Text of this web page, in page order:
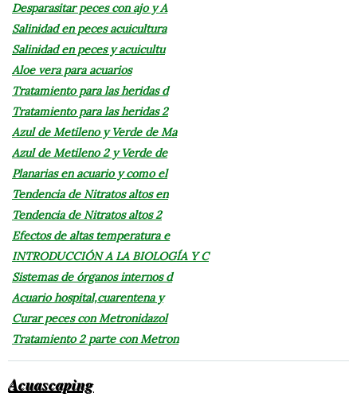
Desparasitar peces con ajo y A
Salinidad en peces acuicultura
Salinidad en peces y acuicultu
Aloe vera para acuarios
Tratamiento para las heridas d
Tratamiento para las heridas 2
Azul de Metileno y Verde de Ma
Azul de Metileno 2 y Verde de
Planarias en acuario y como el
Tendencia de Nitratos altos en
Tendencia de Nitratos altos 2
Efectos de altas temperatura e
INTRODUCCIÓN A LA BIOLOGÍA Y C
Sistemas de órganos internos d
Acuario hospital,cuarentena y
Curar peces con Metronidazol
Tratamiento 2 parte con Metron
Acuascaping